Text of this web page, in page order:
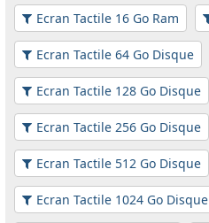
Ecran Tactile 16 Go Ram
Ecran Tactile 64 Go Disque
Ecran Tactile 128 Go Disque
Ecran Tactile 256 Go Disque
Ecran Tactile 512 Go Disque
Ecran Tactile 1024 Go Disque